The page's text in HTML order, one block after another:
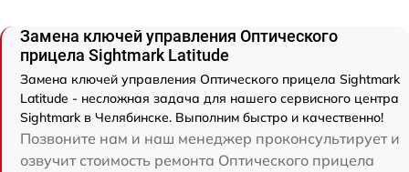
Замена ключей управления Оптического
прицела Sightmark Latitude
Замена ключей управления Оптического прицела Sightmark
Latitude - несложная задача для нашего сервисного центра
Sightmark в Челябинске. Выполним быстро и качественно!
Позвоните нам и наш менеджер проконсультирует и
озвучит стоимость ремонта Оптического прицела